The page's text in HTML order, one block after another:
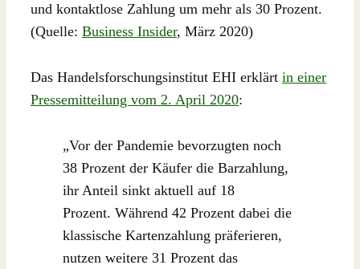
und kontaktlose Zahlung um mehr als 30 Prozent.
(Quelle: Business Insider, März 2020)
Das Handelsforschungsinstitut EHI erklärt in einer
Pressemitteilung vom 2. April 2020:
„Vor der Pandemie bevorzugten noch
38 Prozent der Käufer die Barzahlung,
ihr Anteil sinkt aktuell auf 18
Prozent. Während 42 Prozent dabei die
klassische Kartenzahlung präferieren,
nutzen weitere 31 Prozent das